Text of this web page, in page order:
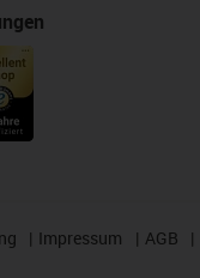
Impressum AGB